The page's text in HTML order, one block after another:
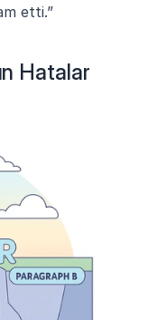
etti.”
Hatalar